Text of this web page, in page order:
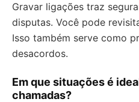
Gravar ligações traz
disputas. Você pode
Isso também serve como
desacordos.
Em que situações é
chamadas?